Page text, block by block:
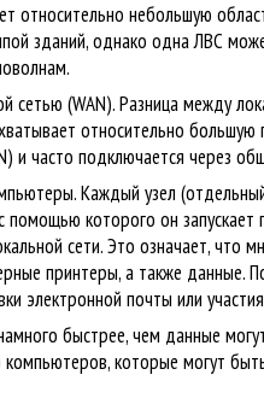
относительно небольшую
зданий, однако одна ЛВС
сетью (WAN).Разница между
относительно большую
и часто подключается через
Каждый узел
помощью которого он
сети.Это означает, что
принтеры, а также данные.
электронной почты или
быстрее, чем данные
компьютеров, которые могут